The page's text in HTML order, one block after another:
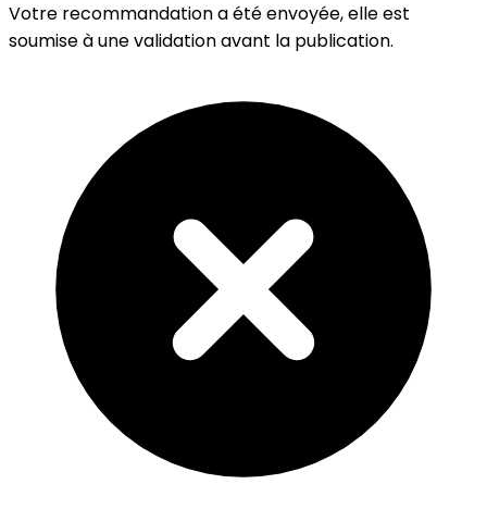
Votre recommandation a été envoyée, elle est
soumise à une validation avant la publication.